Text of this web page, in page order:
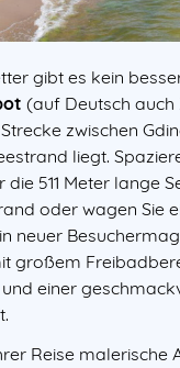
gibt es kein
(auf Deutsch
zwischen
liegt.
511 Meter lange
oder wagen Sie
neuer
großem
einer
Reise malerische